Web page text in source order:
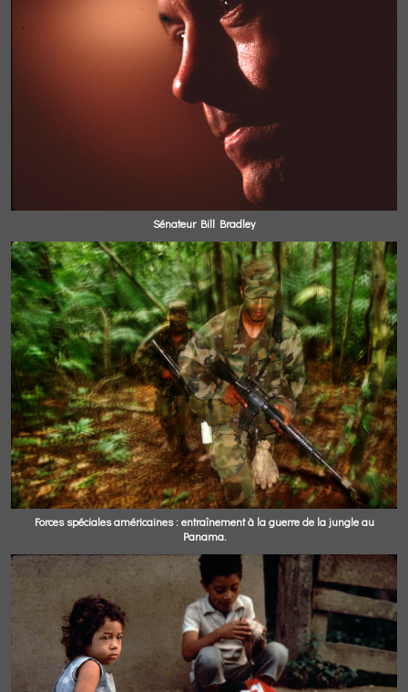
Sénateur Bill Bradley
Forces spéciales américaines : entraînement à la guerre de la jungle au
Panama.